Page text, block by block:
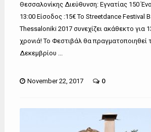
Θεσσαλονίκης Διεύθυνση: Εγνατίας 150
13:00 Είσοδος :15€ Το Streetdance Festival
Thessaloniki 2017 συνεχίζει ακάθεκτο για
χρονιά! Το Φεστιβάλ θα πραγματοποιηθεί
Δεκεμβρίου ...
November 22, 2017 0